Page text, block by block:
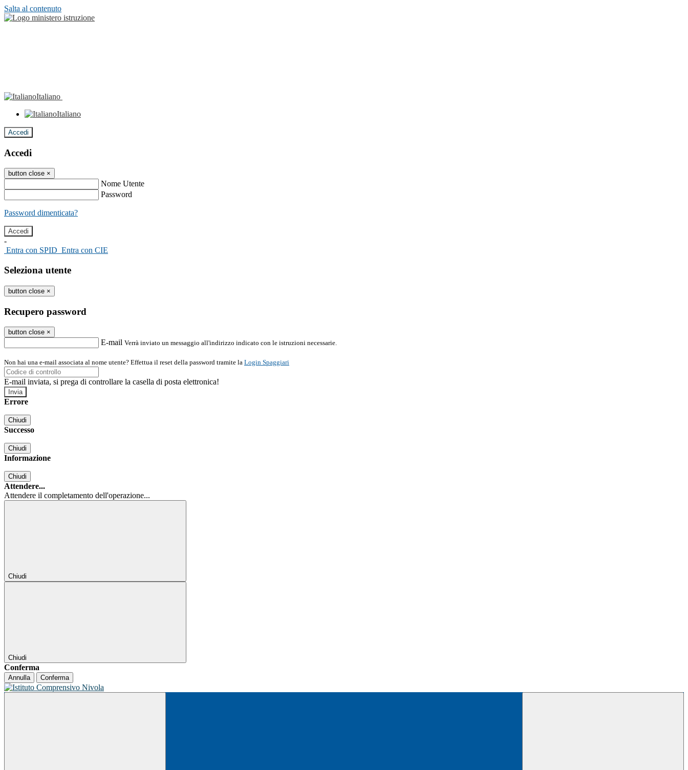
Salta al contenuto
Italiano
Italiano
Accedi
Accedi
button close ×
Nome Utente
Password
Password dimenticata?
-
Entra con SPID Entra con CIE
Seleziona utente
button close ×
Recupero password
button close ×
E-mail Verrà inviato un messaggio all'indirizzo indicato con le istruzioni necessarie.
Non hai una e-mail associata al nome utente? Effettua il reset della password tramite la Login Spaggiari
E-mail inviata, si prega di controllare la casella di posta elettronica!
Errore
Chiudi
Successo
Chiudi
Informazione
Chiudi
Attendere...
Attendere il completamento dell'operazione...
Chiudi
Chiudi
Conferma
Annulla Conferma